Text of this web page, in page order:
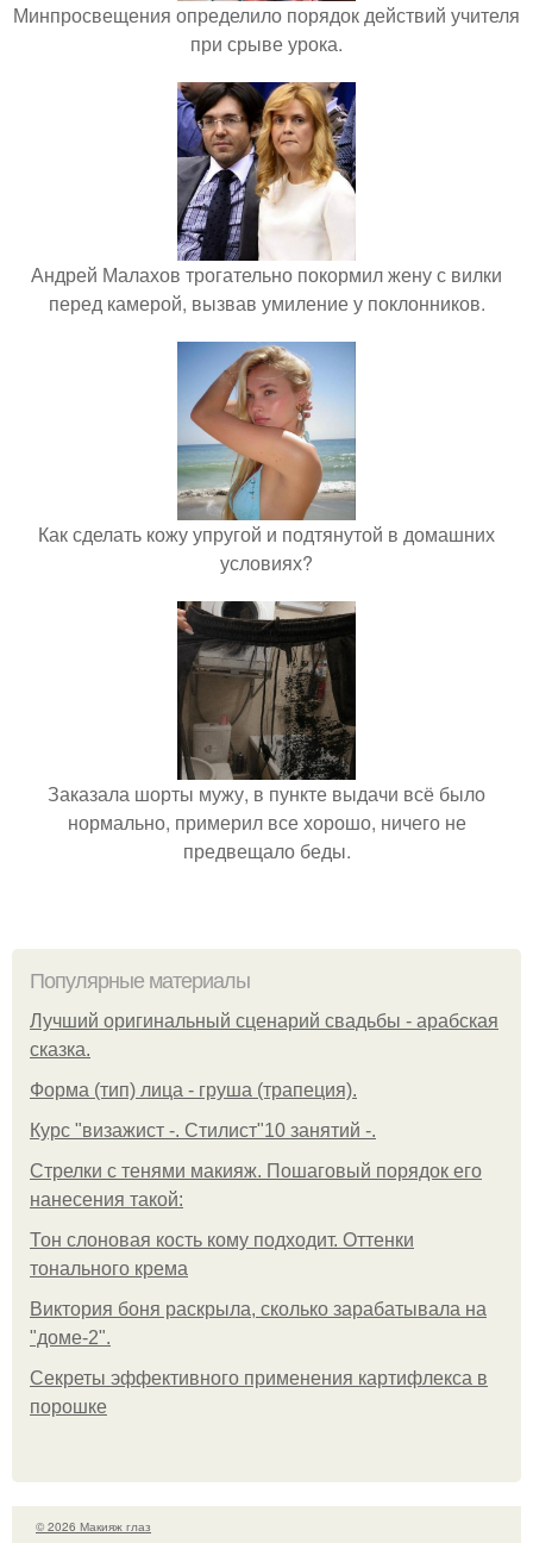
Минпросвещения определило порядок действий учителя
при срыве урока.
Андрей Малахов трогательно покормил жену с вилки
перед камерой, вызвав умиление у поклонников.
Как сделать кожу упругой и подтянутой в домашних
условиях?
Заказала шорты мужу, в пункте выдачи всё было
нормально, примерил все хорошо, ничего не
предвещало беды.
Популярные материалы
Лучший оригинальный сценарий свадьбы - арабская
сказка.
Форма (тип) лица - груша (трапеция).
Курс "визажист -. Стилист"10 занятий -.
Стрелки с тенями макияж. Пошаговый порядок его
нанесения такой:
Тон слоновая кость кому подходит. Оттенки
тонального крема
Виктория боня раскрыла, сколько зарабатывала на
"доме-2".
Секреты эффективного применения картифлекса в
порошке
© 2026 Макияж глаз